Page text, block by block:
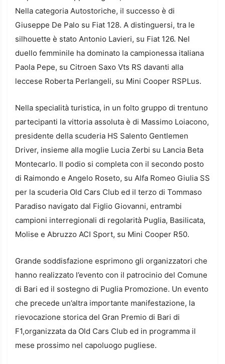
Nella categoria Autostoriche, il successo è di
Giuseppe De Palo su Fiat 128. A distinguersi, tra le
silhouette è stato Antonio Lavieri, su Fiat 126. Nel
duello femminile ha dominato la campionessa italiana
Paola Pepe, su Citroen Saxo Vts RS davanti alla
leccese Roberta Perlangeli, su Mini Cooper RSPLus.
Nella specialità turistica, in un folto gruppo di trentuno
partecipanti la vittoria assoluta è di Massimo Loiacono,
presidente della scuderia HS Salento Gentlemen
Driver, insieme alla moglie Lucia Zerbi su Lancia Beta
Montecarlo. Il podio si completa con il secondo posto
di Raimondo e Angelo Roseto, su Alfa Romeo Giulia SS
per la scuderia Old Cars Club ed il terzo di Tommaso
Paradiso navigato dal Figlio Giovanni, entrambi
campioni interregionali di regolarità Puglia, Basilicata,
Molise e Abruzzo ACI Sport, su Mini Cooper R50.
Grande soddisfazione esprimono gli organizzatori che
hanno realizzato l’evento con il patrocinio del Comune
di Bari ed il sostegno di Puglia Promozione. Un evento
che precede un’altra importante manifestazione, la
rievocazione storica del Gran Premio di Bari di
F1,organizzata da Old Cars Club ed in programma il
mese prossimo nel capoluogo pugliese.